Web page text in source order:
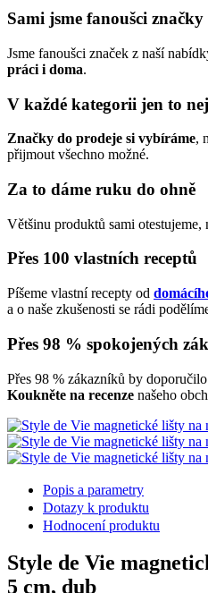
Sami jsme fanoušci značky
Jsme fanoušci značek z naší
práci i doma.
V každé kategorii jen to
Značky do prodeje si vybíráme,
přijmout všechno možné.
Za to dáme ruku do ohně
Většinu produktů sami otestujeme,
Přes 100 vlastních receptů
Píšeme vlastní recepty od
a o naše zkušenosti se rádi
Přes 98 % spokojených
Přes 98 % zákazníků by
Koukněte na recenze našeho
Popis a parametry
Dotazy k produktu
Hodnocení produktu
Style de Vie
5 cm, dub